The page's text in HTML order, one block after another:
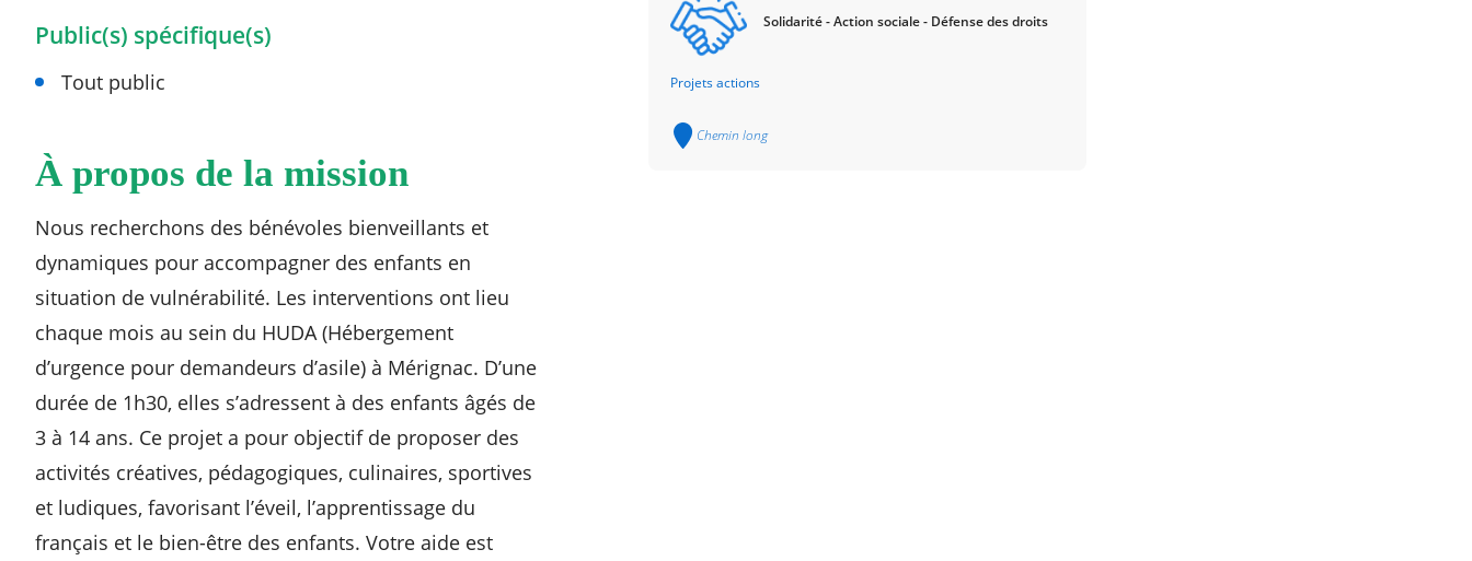
Public(s) spécifique(s)
Tout public
À propos de la mission
Nous recherchons des bénévoles bienveillants et
dynamiques pour accompagner des enfants en
situation de vulnérabilité. Les interventions ont lieu
chaque mois au sein du HUDA (Hébergement
d’urgence pour demandeurs d’asile) à Mérignac. D’une
durée de 1h30, elles s’adressent à des enfants âgés de
3 à 14 ans. Ce projet a pour objectif de proposer des
activités créatives, pédagogiques, culinaires, sportives
et ludiques, favorisant l’éveil, l’apprentissage du
français et le bien-être des enfants. Votre aide est
Solidarité - Action sociale - Défense des droits
Projets actions
Chemin long